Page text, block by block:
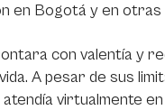
en Bogotá y en otras
con valentía y
A pesar de sus
virtualmente